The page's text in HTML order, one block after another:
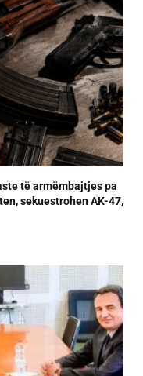
të armëmbajtjes pa
sekuestrohen AK-47,